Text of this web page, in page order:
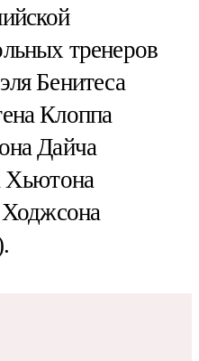
тренеров
Бенитеса
Клоппа
Дайча
Хьютона